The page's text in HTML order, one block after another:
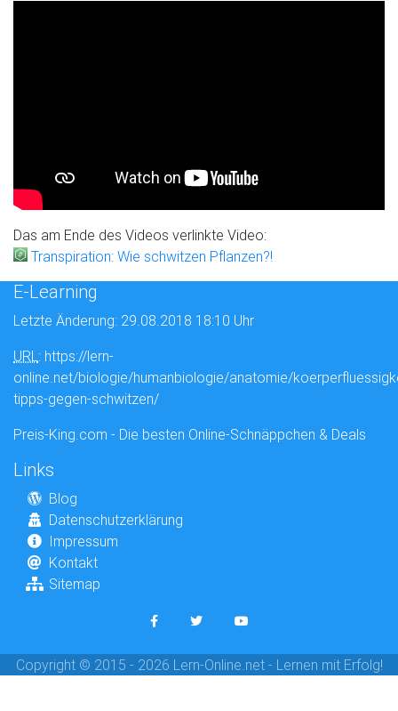
Das am Ende des Videos verlinkte Video:
Transpiration: Wie schwitzen Pflanzen?!
E-Learning
Letzte Änderung: 29.08.2018 18:10 Uhr
URL: https://lern-
online.net/biologie/humanbiologie/anatomie/
tipps-gegen-schwitzen/
Preis-King.com - Die besten Online-Schnäppchen & Deals
Links
Blog
Datenschutzerklärung
Impressum
Kontakt
Sitemap
Copyright © 2015 - 2026 Lern-Online.net - Lernen mit Erfolg!